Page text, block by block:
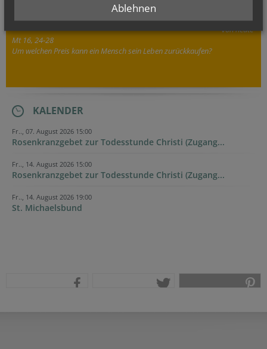
Evangelium
von heute
Mt 16, 24-28
Um welchen Preis kann ein Mensch sein Leben zurückkaufen?
KALENDER
Fr.., 07. August 2026 15:00
Rosenkranzgebet zur Todesstunde Christi (Zugang...
Fr.., 14. August 2026 15:00
Rosenkranzgebet zur Todesstunde Christi (Zugang...
Fr.., 14. August 2026 19:00
St. Michaelsbund
Ablehnen